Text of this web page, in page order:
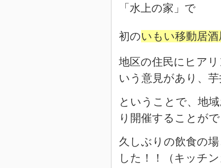
「水上の家」で
初のいもい移動居
地区の住民にヒア
いう意見があり、
ということで、地
り開催することが
久しぶりの飲食の
した！！（キッチ